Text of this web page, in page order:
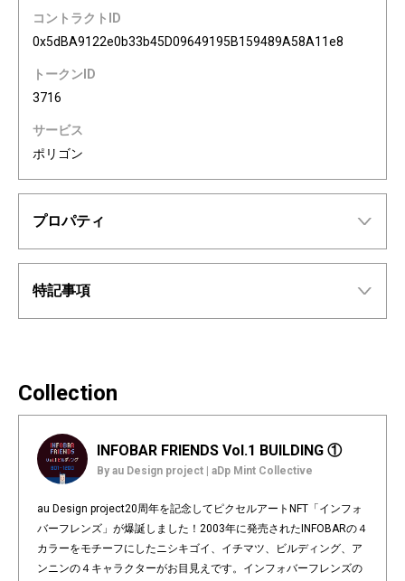
コントラクトID
0x5dBA9122e0b33b45D09649195B159489A58A11e8
トークンID
3716
サービス
ポリゴン
プロパティ
特記事項
Collection
INFOBAR FRIENDS Vol.1 BUILDING ①
By au Design project | aDp Mint Collective
au Design project20周年を記念してピクセルアートNFT「インフォ
バーフレンズ」が爆誕しました！2003年に発売されたINFOBARの４
カラーをモチーフにしたニシキゴイ、イチマツ、ビルディング、ア
ンニンの４キャラクターがお目見えです。インフォバーフレンズの